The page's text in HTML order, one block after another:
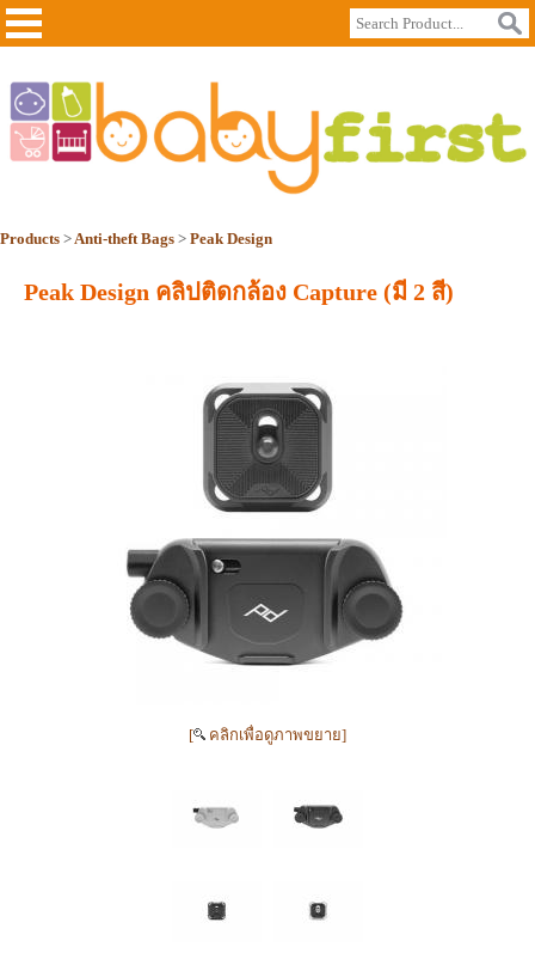
Products >Anti-theft Bags > Peak Design
Peak Design คลิปติดกล้อง Capture (มี 2 สี)
[ คลิกเพื่อดูภาพขยาย]